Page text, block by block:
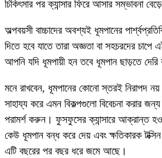
চিকিৎসার পর ক্যান্সার ফিরে আসার সম্ভাবনা
অল্পবয়সী বাচ্চাদের অবশ্যই ধূমপানের
দিতে হবে যাতে তারা অজ্ঞতা বা সহচরদের
আপনি যদি ধূমপায়ী হন তবে ধূমপান ছাড়তে দেরি
মনে রাখবেন, ধূমপানের কোনো স্তরই নিরাপদ
সাহায্য করে এমন বিকল্পগুলো বিবেচনা করার
পরামর্শ করুন। ফুসফুসের ক্যান্সারে আক্রান্ত
কেউ ধূমপান বন্ধ করে দেয় এবং ক্ষতিকারক
এটি বছরের পর বছর ধরে জমে আছে।